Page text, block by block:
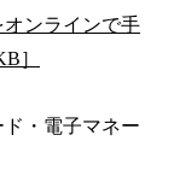
オンラインで手
］
・電子マネー